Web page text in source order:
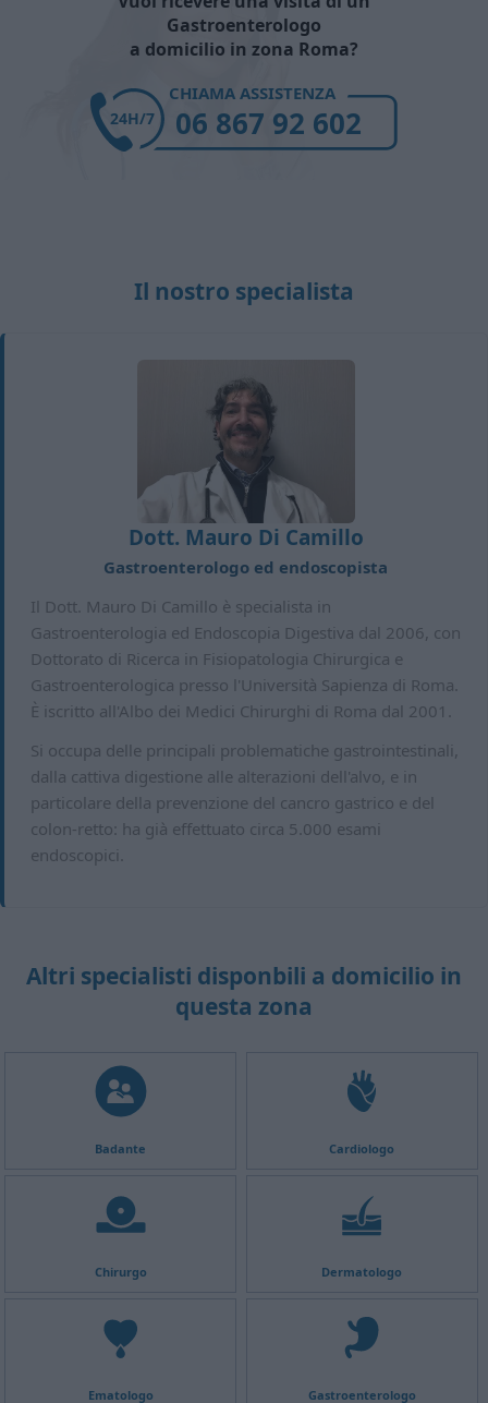
Gastroenterologo
a domicilio in zona Roma?
CHIAMA ASSISTENZA
06 867 92 602
24H/7
Il nostro specialista
Dott. Mauro Di Camillo
Gastroenterologo ed endoscopista
Il Dott. Mauro Di Camillo è specialista in
Gastroenterologia ed Endoscopia Digestiva dal 2006, con
Dottorato di Ricerca in Fisiopatologia Chirurgica e
Gastroenterologica presso l'Università Sapienza di Roma.
È iscritto all'Albo dei Medici Chirurghi di Roma dal 2001.
Si occupa delle principali problematiche gastrointestinali,
dalla cattiva digestione alle alterazioni dell'alvo, e in
particolare della prevenzione del cancro gastrico e del
colon-retto: ha già effettuato circa 5.000 esami
endoscopici.
Altri specialisti disponbili a domicilio in
questa zona
Badante Cardiologo
Chirurgo Dermatologo
Ematologo Gastroenterologo